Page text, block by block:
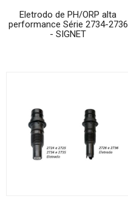
Eletrodo de PH/ORP alta
performance Série 2734-2736
- SIGNET